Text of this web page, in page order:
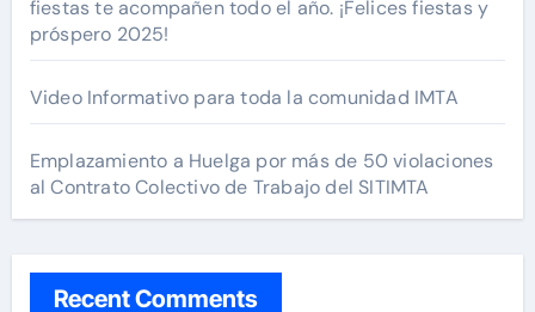
fiestas te acompañen todo el año. ¡Felices fiestas y
próspero 2025!
Video Informativo para toda la comunidad IMTA
Emplazamiento a Huelga por más de 50 violaciones
al Contrato Colectivo de Trabajo del SITIMTA
Recent Comments